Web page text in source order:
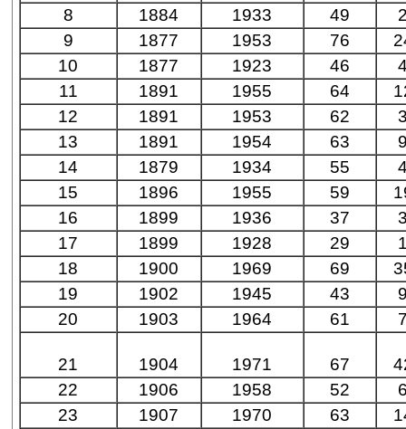
8
1884 1933 49
9
1877 1953 76
10
1877 1923 46
11
1891 1955 64
12
1891 1953 62
13
1891 1954 63
14
1879 1934 55
15
1896 1955 59
16
1899 1936 37
17
1899 1928 29
18
1900 1969 69
19
1902 1945 43
20
1903 1964 61
21 1904 1971 67
22
1906 1958 52
23
1907 1970 63